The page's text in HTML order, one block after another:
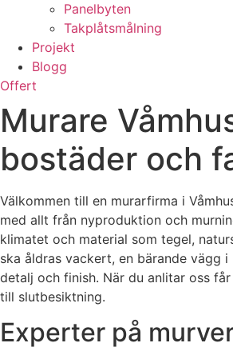
Panelbyten
Takplåtsmålning
Projekt
Blogg
Offert
Murare
bostäder och
Välkommen till en murarfirma i
med allt från nyproduktion och
klimatet och material som tegel,
ska åldras vackert, en bärande vägg
detalj och finish. När du anlitar oss
till slutbesiktning.
Experter på